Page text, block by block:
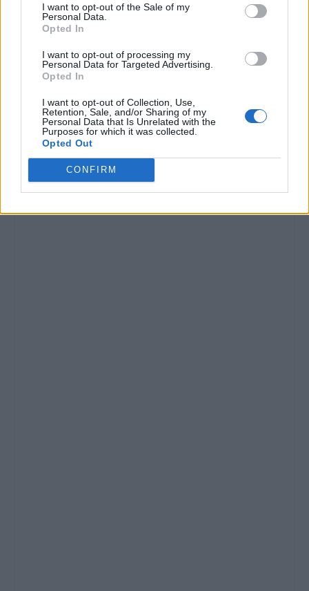
I want to opt-out of the Sale of my
Personal Data.
Opted In
I want to opt-out of processing my
Personal Data for Targeted Advertising.
Opted In
I want to opt-out of Collection, Use,
Retention, Sale, and/or Sharing of my
Personal Data that Is Unrelated with the
Purposes for which it was collected.
Opted Out
CONFIRM